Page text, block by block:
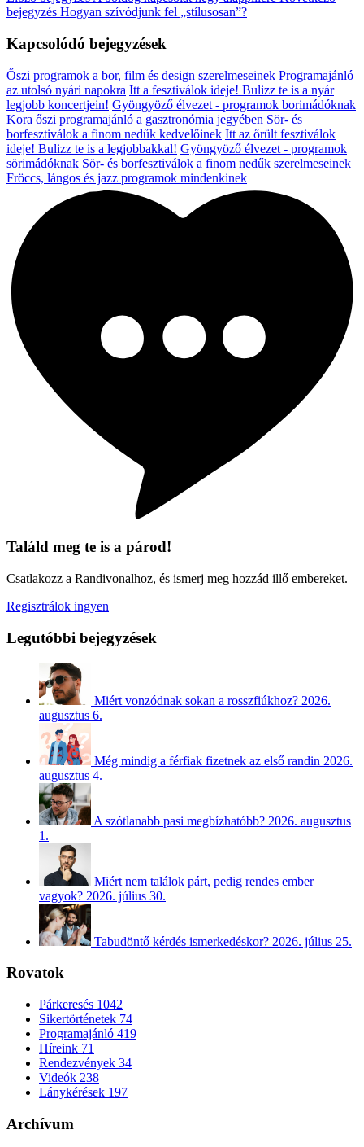
bejegyzés Hogyan szívódjunk fel „stílusosan”?
Kapcsolódó bejegyzések
Őszi programok a bor, film és design szerelmeseinek Programajánló
az utolsó nyári napokra Itt a fesztiválok ideje! Bulizz te is a nyár
legjobb koncertjein! Gyöngyöző élvezet - programok borimádóknak
Kora őszi programajánló a gasztronómia jegyében Sör- és
borfesztiválok a finom nedűk kedvelőinek Itt az őrült fesztiválok
ideje! Bulizz te is a legjobbakkal! Gyöngyöző élvezet - programok
sörimádóknak Sör- és borfesztiválok a finom nedűk szerelmeseinek
Fröccs, lángos és jazz programok mindenkinek
Találd meg te is a párod!
Csatlakozz a Randivonalhoz, és ismerj meg hozzád illő embereket.
Regisztrálok ingyen
Legutóbbi bejegyzések
Miért vonzódnak sokan a rosszfiúkhoz? 2026.
augusztus 6.
Még mindig a férfiak fizetnek az első randin 2026.
augusztus 4.
A szótlanabb pasi megbízhatóbb? 2026. augusztus
1.
Miért nem találok párt, pedig rendes ember
vagyok? 2026. július 30.
Tabudöntő kérdés ismerkedéskor? 2026. július 25.
Rovatok
Párkeresés 1042
Sikertörténetek 74
Programajánló 419
Híreink 71
Rendezvények 34
Videók 238
Lánykérések 197
Archívum